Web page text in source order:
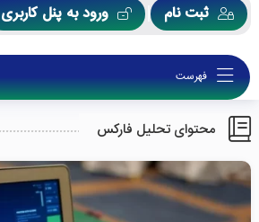
ثبت نام ورود به پنل کاربری
فهرست
محتوای تحلیل فارکس